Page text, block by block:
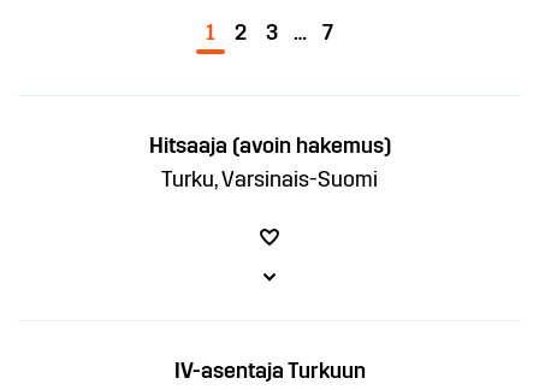
1 2 3 … 7
Hitsaaja (avoin hakemus)
Turku, Varsinais-Suomi
IV-asentaja Turkuun